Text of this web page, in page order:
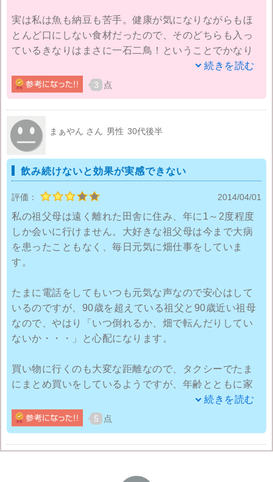
実は私は魚も納豆も苦手。健康が気になりながらもほ
とんど口にしない食材だったので、そのどちらも入っ
ているきなりはまさに一石二鳥！ということでかなり
期待してはじめててみやのですが、始めてから１カ
月、実はまだ効果を実感できていません。残念。
あえて言えばちょっと疲れにくくなったのかな
ぁ・・・くらい。劇的な変化を期待していましたが、
今現在は微妙です・・・
実感としては薄いのですが、まぁ多少疲れにくくなっ
す。
続きを読む
3 点
まぁやん さん 男性 30代後半
飲み続けないと効果が実感できない
評価： 2014/04/01
私の祖父母は遠く離れた田舎に住み、年に1～2度程度
しか会いに行けません。大好きな祖父母は今まで大病
を患ったこともなく、毎日元気に畑仕事をしていま
す。
たまに電話をしてもいつも元気な声なので安心はして
いるのですが、90歳を超えている祖父と90歳近い祖母
なので、やはり「いつ倒れるか、畑で転んだりしてい
ないか・・・」と心配になります。
買い物に行くのも大変な距離なので、タクシーでたま
にまとめ買いをしているようですが、年齢とともに家
事も大変になり、食事は簡単なもので済ませているよ
うです。
そこでお手軽に飲めるサプリメントを送ってみること
から、モンドセレクション金賞受賞という言葉が気に
続きを読む
5 点